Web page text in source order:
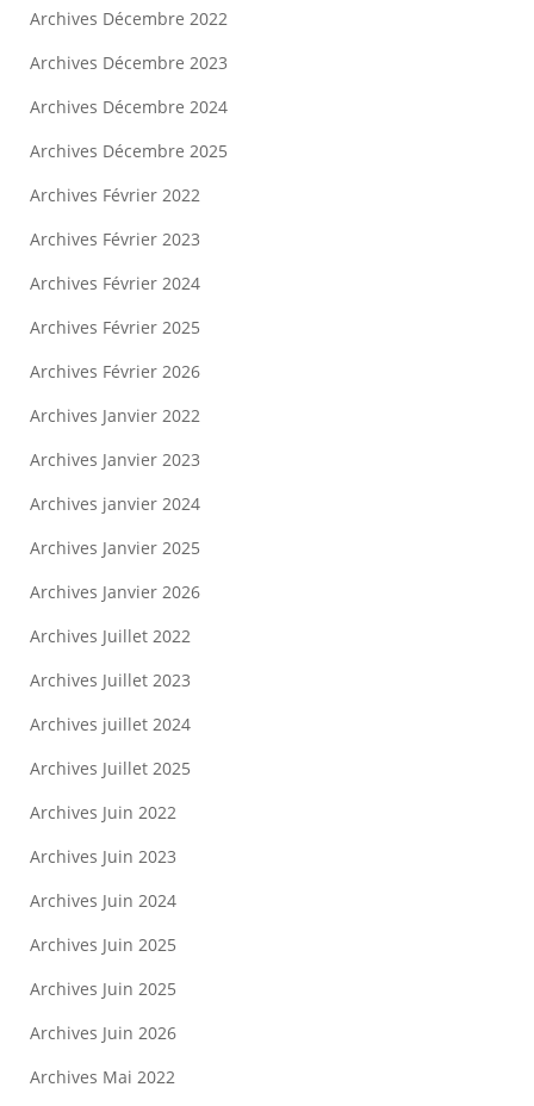
Archives Décembre 2022
Archives Décembre 2023
Archives Décembre 2024
Archives Décembre 2025
Archives Février 2022
Archives Février 2023
Archives Février 2024
Archives Février 2025
Archives Février 2026
Archives Janvier 2022
Archives Janvier 2023
Archives janvier 2024
Archives Janvier 2025
Archives Janvier 2026
Archives Juillet 2022
Archives Juillet 2023
Archives juillet 2024
Archives Juillet 2025
Archives Juin 2022
Archives Juin 2023
Archives Juin 2024
Archives Juin 2025
Archives Juin 2025
Archives Juin 2026
Archives Mai 2022